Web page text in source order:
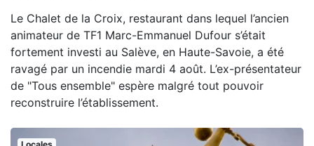
Le Chalet de la Croix, restaurant dans lequel l’ancien
animateur de TF1 Marc-Emmanuel Dufour s’était
fortement investi au Salève, en Haute-Savoie, a été
ravagé par un incendie mardi 4 août. L’ex-présentateur
de "Tous ensemble" espère malgré tout pouvoir
reconstruire l’établissement.